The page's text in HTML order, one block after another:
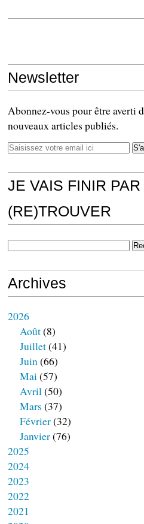
Newsletter
Abonnez-vous pour être averti
nouveaux articles publiés.
JE VAIS FINIR PAR
(RE)TROUVER
Archives
2026
Août(8)
Juillet(41)
Juin(66)
Mai(57)
Avril(50)
Mars (37)
Février(32)
Janvier(76)
2025
2024
2023
2022
2021